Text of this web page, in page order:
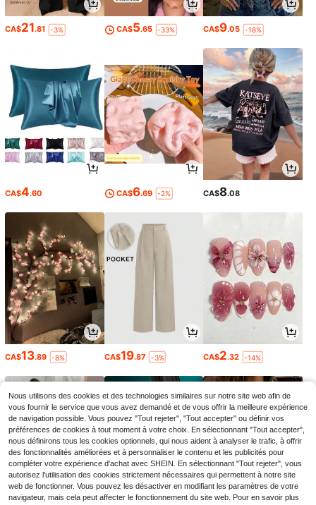
CA$21.81 -3% CA$5.65 -33% CA$9.05 -18%
CA$4.60 CA$6.69 -2% CA$8.08
CA$13.89 -8% CA$19.87 -3% CA$2.32 -14%
Nous utilisons des cookies et des technologies similaires sur notre site web afin de
vous fournir le service que vous avez demandé et de vous offrir la meilleure expérience
de navigation possible. Vous pouvez "Tout rejeter", "Tout accepter" ou définir vos
préférences de cookies à tout moment à votre choix. En sélectionnant "Tout accepter",
nous définirons tous les cookies optionnels, qui nous aident à analyser le trafic, à offrir
des fonctionnalités améliorées et à personnaliser le contenu et les publicités pour
compléter votre expérience d'achat avec SHEIN. En sélectionnant "Tout rejeter", vous
autorisez l'utilisation des cookies strictement nécessaires qui permettent à notre site
web de fonctionner. Vous pouvez les désactiver en modifiant les paramètres de votre
navigateur, mais cela peut affecter le fonctionnement du site web. Pour en savoir plus